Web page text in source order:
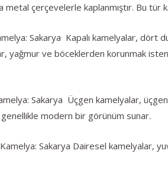
çerçevelerle kaplanmıştır. Bu tür
Sakarya Kapalı kamelyalar, dört
yağmur ve böceklerden korunmak
Sakarya Üçgen kamelyalar,
genellikle modern bir görünüm sunar.
Sakarya Dairesel kamelyalar,